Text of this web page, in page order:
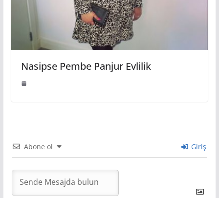
Nasipse Pembe Panjur Evlilik
Abone ol Giriş